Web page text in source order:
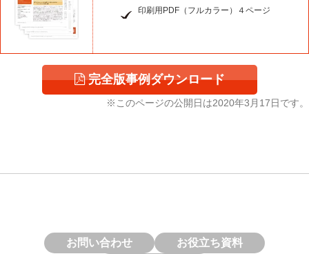
印刷用PDF（フルカラー）４ページ
完全版事例ダウンロード
※このページの公開日は2020年3月17日です。
お問い合わせ
お役立ち資料